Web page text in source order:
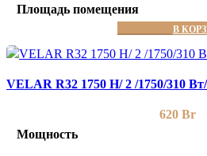
Площадь помещения
В
VELAR R32 1750 H/ 2 /1750/310
620 Br
Мощность